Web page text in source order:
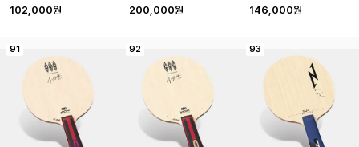
102,000원
200,000원
146,000원
91 92 93